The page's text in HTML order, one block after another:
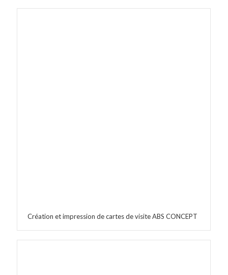
Création et impression de cartes de visite ABS CONCEPT